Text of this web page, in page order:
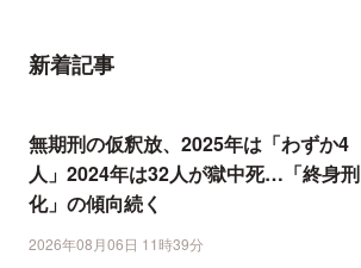
新着記事
無期刑の仮釈放、2025年は「わずか4
人」2024年は32人が獄中死…「終身刑
化」の傾向続く
2026年08月06日 11時39分